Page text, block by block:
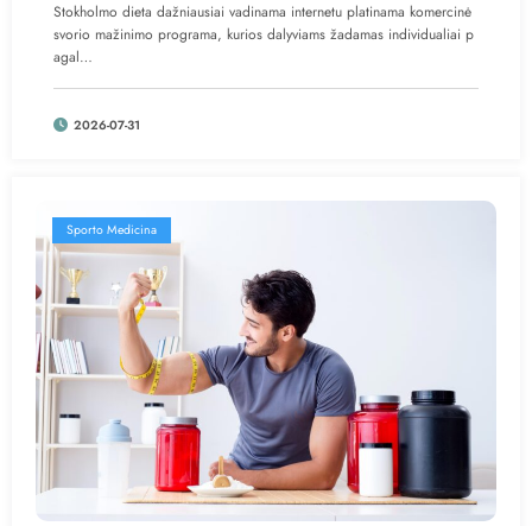
Stokholmo dieta dažniausiai vadinama internetu platinama komercinė
svorio mažinimo programa, kurios dalyviams žadamas individualiai p
agal…
2026-07-31
Sporto Medicina